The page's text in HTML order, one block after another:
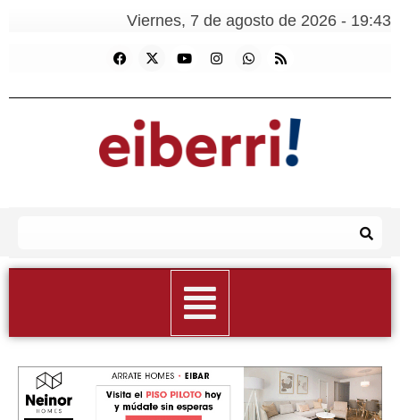
Viernes, 7 de agosto de 2026 - 19:43